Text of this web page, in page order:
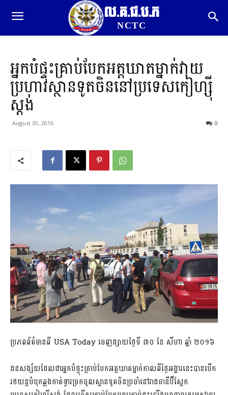
ល.គ.ជ.ប.ភ
NCTC
អ្នកបំផ្ទុះគ្រាប់បែកអត្តឃាតម្នាក់វាយ
ប្រហារស្ថានទូតចិននៅប្រទេសកៀហ្ស៊ី
ស្តង់
August 30, 2016 0
ប្រភពព័ត៌មានពី USA Today ចេញផ្សាយថ្ងៃទី ៣០ ខែ សីហា ឆ្នាំ ២០១៦
ជនសង្ស័យដែលជាអ្នកបំផ្ទុះគ្រាប់បែកអត្តឃាតម្នាក់កាលពីថ្ងៃអង្គារនេះបានបើក
រថយន្តបំបុកឆ្លងកាត់ទ្វារច្រកចូលស្ថានទូតចិនប្រចាំនៅរាជធានីប៊ីស្កែក